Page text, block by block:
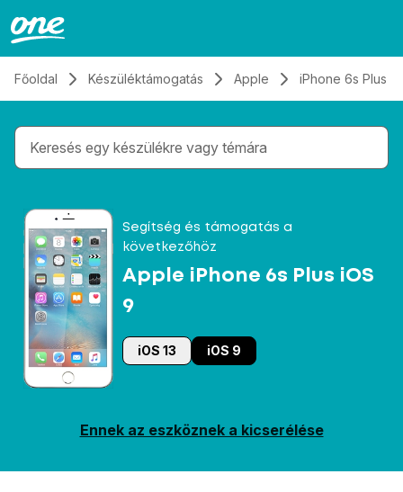
Főoldal Készüléktámogatás Apple iPhone 6s Plus
Gépelés közben megjelennek a keresési
Segítség és támogatás a
következőhöz
Apple iPhone 6s Plus iOS
9
iOS 13 iOS 9
Ennek az eszköznek a kicserélése